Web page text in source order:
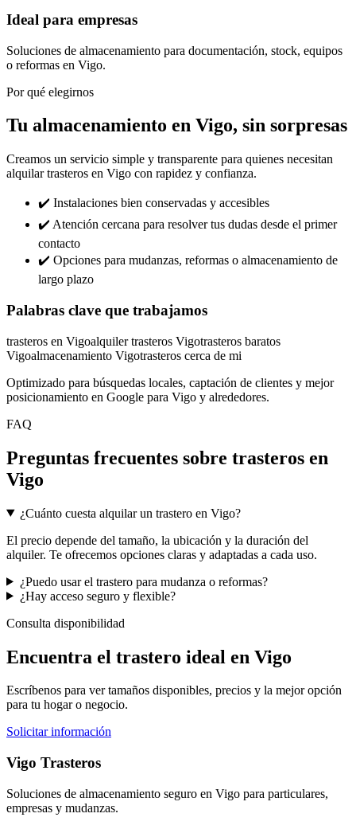
Ideal para empresas
Soluciones de almacenamiento para documentación, stock, equipos
o reformas en Vigo.
Por qué elegirnos
Tu almacenamiento en Vigo, sin sorpresas
Creamos un servicio simple y transparente para quienes necesitan
alquilar trasteros en Vigo con rapidez y confianza.
✔️ Instalaciones bien conservadas y accesibles
✔️ Atención cercana para resolver tus dudas desde el primer
contacto
✔️ Opciones para mudanzas, reformas o almacenamiento de
largo plazo
Palabras clave que trabajamos
trasteros en Vigoalquiler trasteros Vigotrasteros baratos
Vigoalmacenamiento Vigotrasteros cerca de mi
Optimizado para búsquedas locales, captación de clientes y mejor
posicionamiento en Google para Vigo y alrededores.
FAQ
Preguntas frecuentes sobre trasteros en
Vigo
¿Cuánto cuesta alquilar un trastero en Vigo?
El precio depende del tamaño, la ubicación y la duración del
alquiler. Te ofrecemos opciones claras y adaptadas a cada uso.
¿Puedo usar el trastero para mudanza o reformas?
¿Hay acceso seguro y flexible?
Consulta disponibilidad
Encuentra el trastero ideal en Vigo
Escríbenos para ver tamaños disponibles, precios y la mejor opción
para tu hogar o negocio.
Solicitar información
Vigo Trasteros
Soluciones de almacenamiento seguro en Vigo para particulares,
empresas y mudanzas.